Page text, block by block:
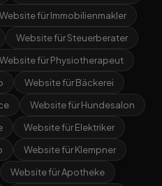
Website für Immobilienmakler
Website für Steuerberater
Website für Physiotherapeut
Website für Bäckerei
Website für Hundesalon
Website für Elektriker
Website für Klempner
Website für Apotheke